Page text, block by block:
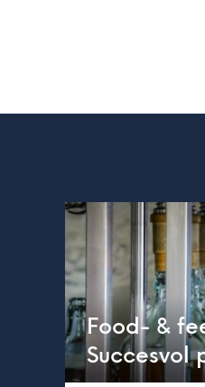
Food- &
Succesvol